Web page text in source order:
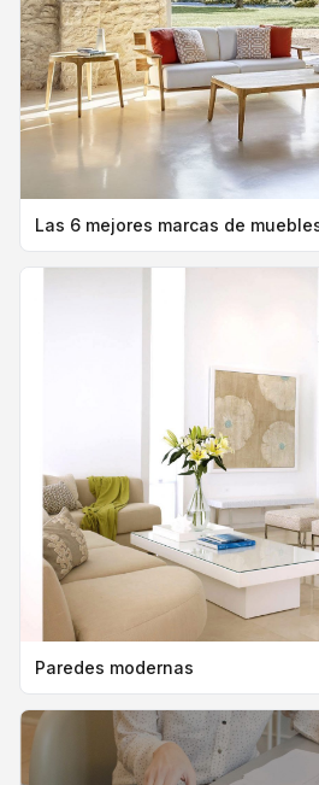
Las 6 mejores marcas de
Paredes modernas